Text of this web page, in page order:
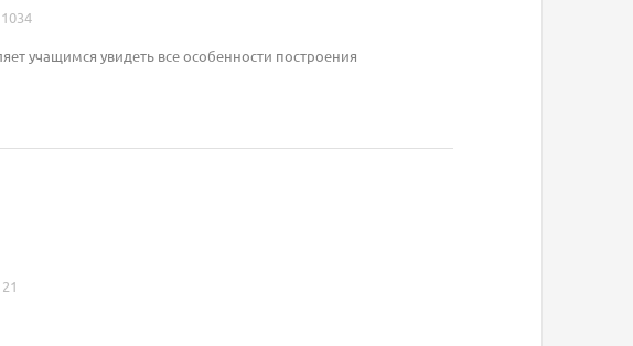
1034
учащимся увидеть все особенности построения